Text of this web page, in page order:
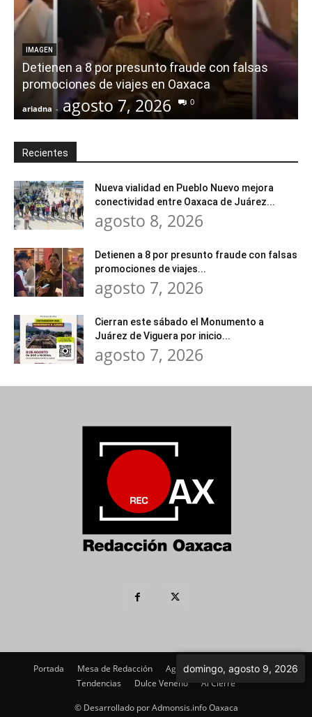
IMAGEN
Detienen a 8 por presunto fraude con falsas
promociones de viajes en Oaxaca
ariadna - agosto 7, 2026 0
Recientes
Nueva vialidad en Pueblo Nuevo mejora
conectividad entre Oaxaca de Juárez...
agosto 8, 2026
Detienen a 8 por presunto fraude con falsas
promociones de viajes...
agosto 7, 2026
Cierran este sábado el Monumento a
Juárez de Viguera por inicio...
agosto 7, 2026
Portada Mesa de Redacción Agenda Política
Imagen
Tendencias
Dulce Veneno Al Cierre
© Desarrollado por Admonsis.info Oaxaca
domingo, agosto 9, 2026